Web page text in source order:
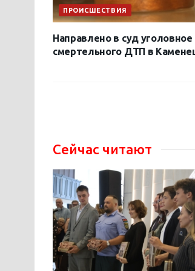
ПРОИСШЕСТВИЯ
Направлено в суд
смертельного ДТП в
Сейчас читают